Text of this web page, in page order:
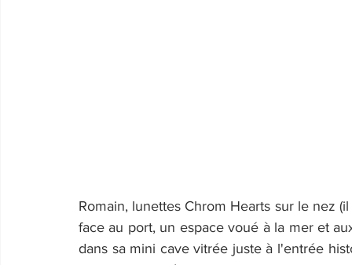
Romain, lunettes Chrom Hearts sur le nez
face au port, un espace voué à la mer et
dans sa mini cave vitrée juste à l'entrée